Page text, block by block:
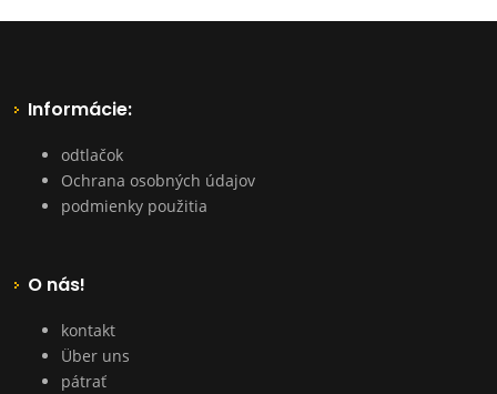
Informácie:
odtlačok
Ochrana osobných údajov
podmienky použitia
O nás!
kontakt
Über uns
pátrať